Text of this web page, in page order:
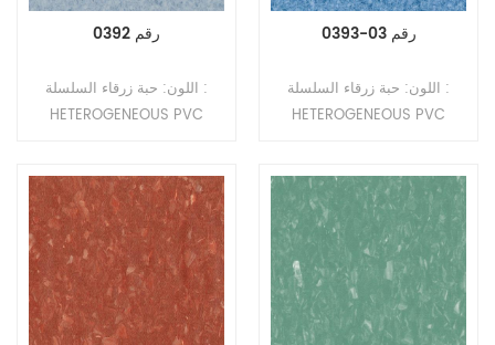
رقم 0392
اللون: حبة زرقاء السلسلة :
HETEROGENEOUS PVC
متعددة الطبقات) التنسيق: رولز
الحجم: 2.0mm (T) * 2.0m
(W) * 20m (L) سمك طبقة
التآكل: 0.35 مم السطح: طلاء
PUR النسخ: ظهر مضغوط
رقم 03-0393
اللون: حبة زرقاء السلسلة :
HETEROGENEOUS PVC
متعددة الطبقات) التنسيق: رولز
الحجم: 2.0mm (T) * 2.0m
(W) * 20m (L) سمك طبقة
التآكل: 0.35 مم السطح: طلاء
PUR النسخ: ظهر مضغوط